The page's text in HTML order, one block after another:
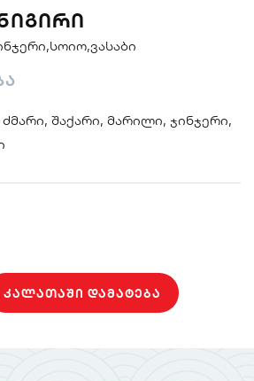
ძმარი, შაქარი, მარილი, ჯინჯერი,
ᲙᲐᲚᲐᲗᲐᲨᲘ ᲓᲐᲛᲐᲢᲔᲑᲐ